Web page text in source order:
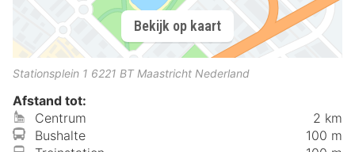
Bekijk op kaart
Stationsplein 1 6221 BT Maastricht Nederland
Afstand tot:
Centrum
2 km
Bushalte
100 m